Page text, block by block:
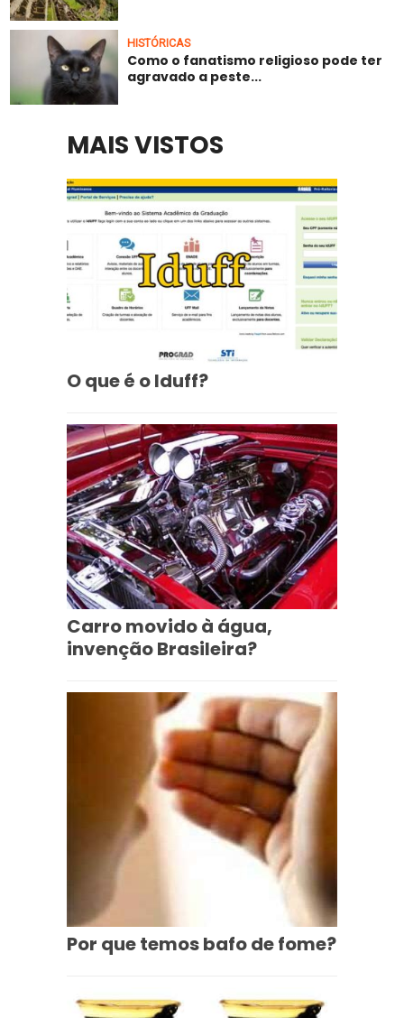
HISTÓRICAS
Como o fanatismo religioso pode ter
agravado a peste...
MAIS VISTOS
O que é o Iduff?
Carro movido à água,
invenção Brasileira?
Por que temos bafo de fome?